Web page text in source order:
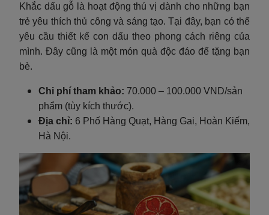
Khắc dấu gỗ là hoạt động thú vị dành cho những bạn
trẻ yêu thích thủ công và sáng tạo. Tại đây, bạn có thể
yêu cầu thiết kế con dấu theo phong cách riêng của
mình. Đây cũng là một món quà độc đáo để tặng bạn
bè.
Chi phí tham khảo: 70.000 – 100.000 VND/sản
phẩm (tùy kích thước).
Địa chỉ: 6 Phố Hàng Quạt, Hàng Gai, Hoàn Kiếm,
Hà Nội.